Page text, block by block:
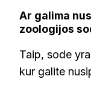
Ar galima
zoologijos
Taip, sode
kur galite